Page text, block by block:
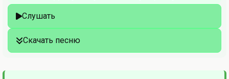
Слушать
Скачать песню